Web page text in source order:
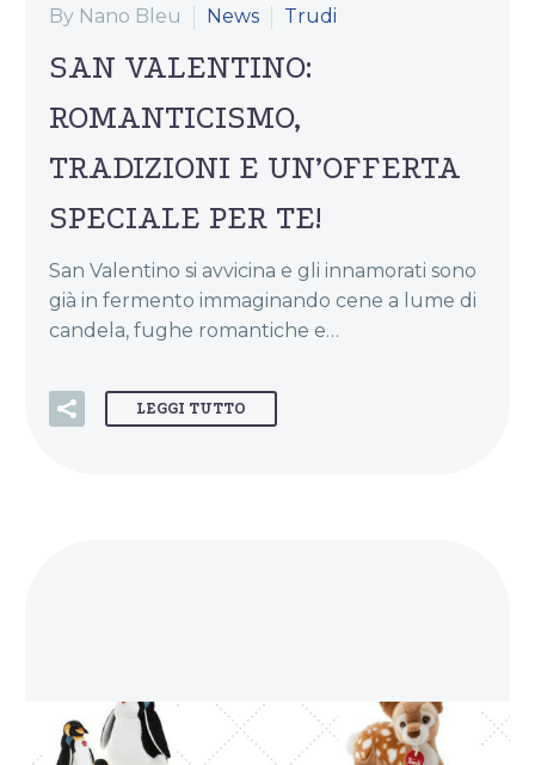
By Nano Bleu News Trudi
SAN VALENTINO:
ROMANTICISMO,
TRADIZIONI E UN’OFFERTA
SPECIALE PER TE!
San Valentino si avvicina e gli innamorati sono
già in fermento immaginando cene a lume di
candela, fughe romantiche e…
LEGGI TUTTO